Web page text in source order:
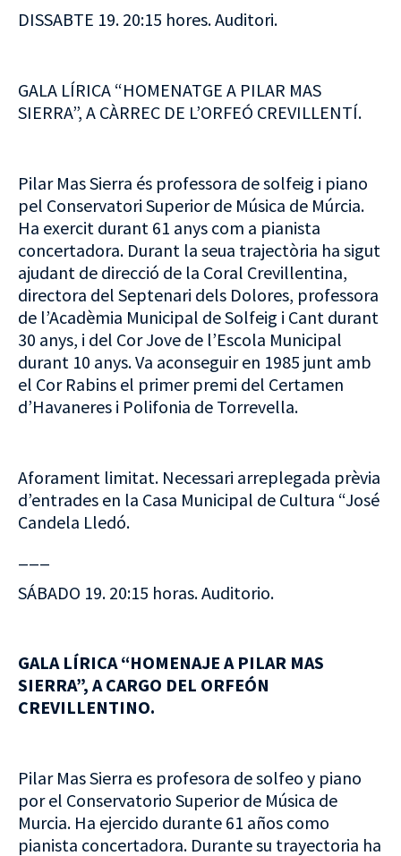
DISSABTE 19. 20:15 hores. Auditori.
GALA LÍRICA “HOMENATGE A PILAR MAS
SIERRA”, A CÀRREC DE L’ORFEÓ CREVILLENTÍ.
Pilar Mas Sierra és professora de solfeig i piano
pel Conservatori Superior de Música de Múrcia.
Ha exercit durant 61 anys com a pianista
concertadora. Durant la seua trajectòria ha sigut
ajudant de direcció de la Coral Crevillentina,
directora del Septenari dels Dolores, professora
de l’Acadèmia Municipal de Solfeig i Cant durant
30 anys, i del Cor Jove de l’Escola Municipal
durant 10 anys. Va aconseguir en 1985 junt amb
el Cor Rabins el primer premi del Certamen
d’Havaneres i Polifonia de Torrevella.
Aforament limitat. Necessari arreplegada prèvia
d’entrades en la Casa Municipal de Cultura “José
Candela Lledó.
SÁBADO 19. 20:15 horas. Auditorio.
GALA LÍRICA “HOMENAJE A PILAR MAS
SIERRA”, A CARGO DEL ORFEÓN
CREVILLENTINO.
Pilar Mas Sierra es profesora de solfeo y piano
por el Conservatorio Superior de Música de
Murcia. Ha ejercido durante 61 años como
pianista concertadora. Durante su trayectoria ha